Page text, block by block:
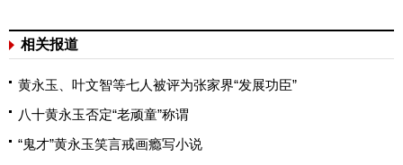
相关报道
黄永玉、叶文智等七人被评为张家界“发展功臣”
八十黄永玉否定“老顽童”称谓
“鬼才”黄永玉笑言戒画瘾写小说